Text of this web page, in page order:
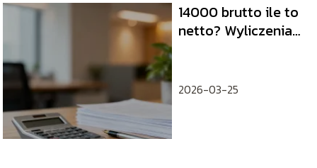
14000 brutto ile to
netto? Wyliczenia
2026-03-25